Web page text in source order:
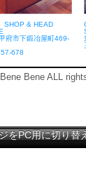
& HEAD
府市下鍛冶屋町469-
678
Bene ALL
をPC用に切り替